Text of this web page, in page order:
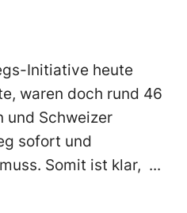
Initiative heute
waren doch rund 46
und Schweizer
sofort und
Somit ist klar,